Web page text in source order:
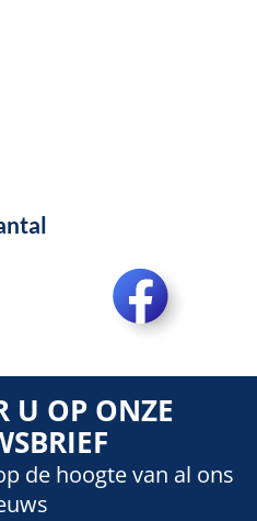
U OP ONZE
de hoogte van al ons